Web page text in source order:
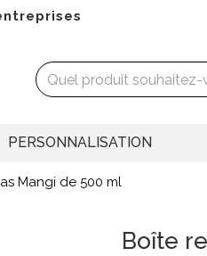
PERSONNALISATION
Mangi de 500 ml
Boîte